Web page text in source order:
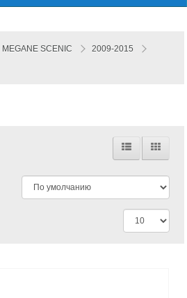
MEGANE SCENIC 2009-2015